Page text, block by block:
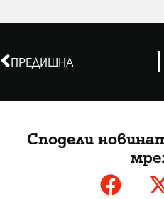
ПРЕДИШНА
Сподели